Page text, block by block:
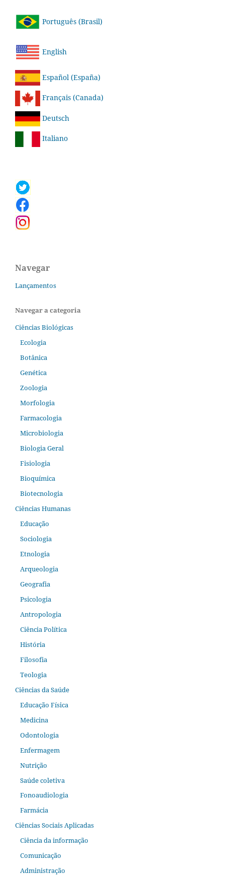
Português (Brasil)
English
Español (España)
Français (Canada)
Deutsch
Italiano
Navegar
Lançamentos
Navegar a categoria
Ciências Biológicas
Ecologia
Botânica
Genética
Zoologia
Morfologia
Farmacologia
Microbiologia
Biologia Geral
Fisiologia
Bioquímica
Biotecnologia
Ciências Humanas
Educação
Sociologia
Etnologia
Arqueologia
Geografia
Psicologia
Antropologia
Ciência Política
História
Filosofia
Teologia
Ciências da Saúde
Educação Física
Medicina
Odontologia
Enfermagem
Nutrição
Saúde coletiva
Fonoaudiologia
Farmácia
Ciências Sociais Aplicadas
Ciência da informação
Comunicação
Administração